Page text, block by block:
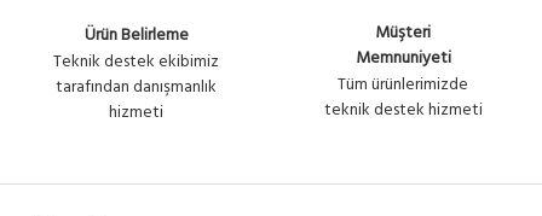
Ürün Belirleme
Teknik destek ekibimiz
tarafından danışmanlık
hizmeti
Müşteri
Memnuniyeti
Tüm ürünlerimizde
teknik destek hizmeti